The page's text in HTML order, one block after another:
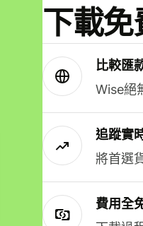
下載
比較匯
Wise絕
追蹤實
將首選
費用全